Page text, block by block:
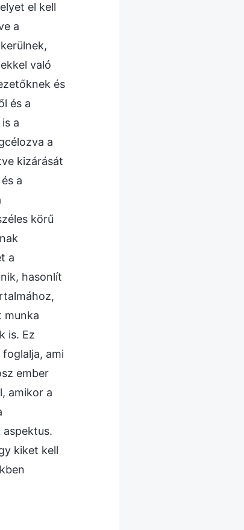
el kell
a
való
és
és a
a
a
kizárását
a
körű
a
hasonlít
munka
is. Ez
ami
ember
amikor a
kiket kell